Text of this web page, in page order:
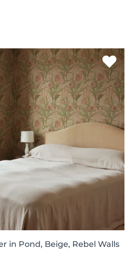
in Pond, Beige, Rebel Walls